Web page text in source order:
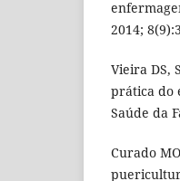
2014;
Vieira DS,
prática do
Saúde da
Curado